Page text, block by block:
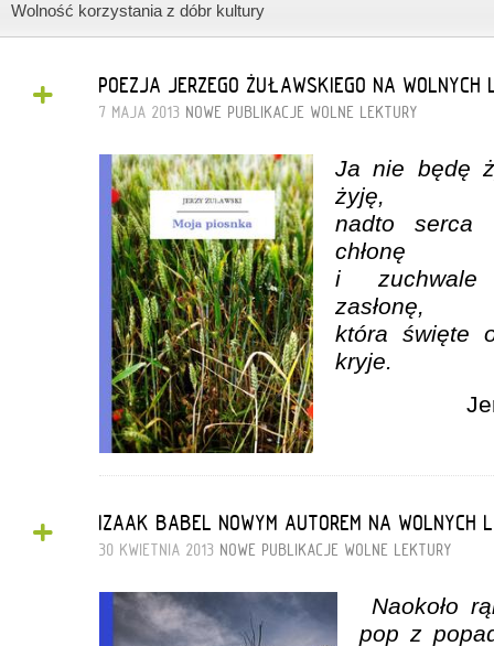
Wolność korzystania z dóbr kultury
+ POEZJA JERZEGO ŻUŁAWSKIEGO NA WOLNYCH
7 MAJA 2013 NOWE PUBLIKACJE WOLNE LEKTURY
Ja nie będę
żyję,
nadto serca
chłonę
i zuchwale
zasłonę,
która święte
kryje.
+ IZAAK BABEL NOWYM AUTOREM NA WOLNYCH
30 KWIETNIA 2013 NOWE PUBLIKACJE WOLNE LEKTURY
Naokoło
pop z